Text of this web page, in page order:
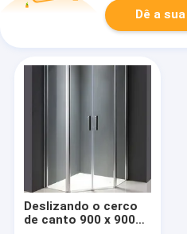
Dê a
Deslizando o cerco
de canto 900 x 900